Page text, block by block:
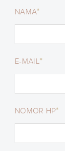
NAMA*
E-MAIL*
NOMOR HP*